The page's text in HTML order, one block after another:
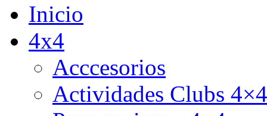
Inicio
4x4
Acccesorios
Actividades Clubs 4×4